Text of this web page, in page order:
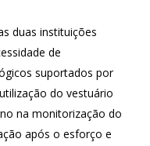
duas instituições
de
suportados por
do vestuário
na monitorização do
após o esforço e